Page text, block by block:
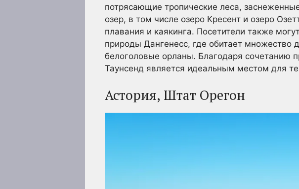
потрясающие тропические леса,
озер, в том числе озеро Кресент и озеро
плавания и каякинга. Посетители также
природы Дангенесс, где обитает
белоголовые орланы. Благодаря сочетанию
Таунсенд является идеальным местом для
Астория, Штат Орегон